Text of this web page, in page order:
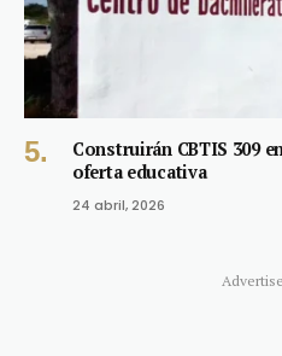
Construirán CBTIS 309
oferta educativa
24 abril, 2026